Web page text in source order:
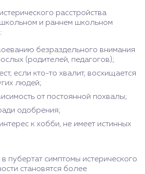
расстройства
и раннем школьном
безраздельного внимания
(родителей, педагогов);
если кто-то хвалит, восхищается
людей;
от постоянной похвалы;
одобрения;
к хобби, не имеет истинных
пубертат симптомы истерического
становятся более